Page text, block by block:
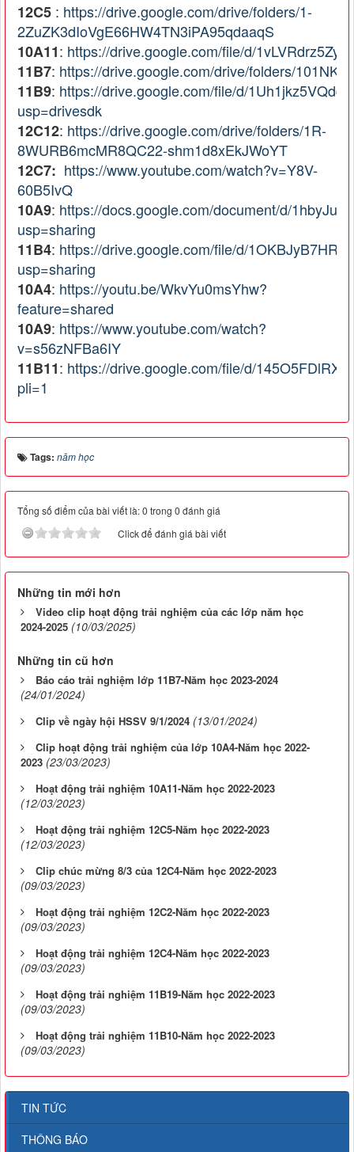
12C5 : https://drive.google.com/drive/folders/1-
2ZuZK3dIoVgE66HW4TN3iPA95qdaaqS
10A11: https://drive.google.com/file/d/
11B7: https://drive.google.com/drive/folders/
11B9: https://drive.google.com/file/d/
usp=drivesdk
12C12: https://drive.google.com/drive/folders/1R-
8WURB6mcMR8QC22-shm1d8xEkJWoYT
12C7: https://www.youtube.com/watch?v=Y8V-
60B5IvQ
10A9: https://docs.google.com/document/d/
usp=sharing
11B4: https://drive.google.com/file/d/
usp=sharing
10A4: https://youtu.be/WkvYu0msYhw?
feature=shared
10A9: https://www.youtube.com/watch?
v=s56zNFBa6IY
11B11: https://drive.google.com/file/d/
pli=1
Tags: năm học
Tổng số điểm của bài viết là: 0 trong 0 đánh giá
Click để đánh giá bài viết
Những tin mới hơn
Video clip hoạt động trải nghiệm của các lớp năm học
2024-2025 (10/03/2025)
Những tin cũ hơn
Báo cáo trải nghiệm lớp 11B7-Năm học 2023-2024
(24/01/2024)
Clip về ngày hội HSSV 9/1/2024 (13/01/2024)
Clip hoạt động trải nghiệm của lớp 10A4-Năm học 2022-
2023 (23/03/2023)
Hoạt động trải nghiệm 10A11-Năm học 2022-2023
(12/03/2023)
Hoạt động trải nghiệm 12C5-Năm học 2022-2023
(12/03/2023)
Clip chúc mừng 8/3 của 12C4-Năm học 2022-2023
(09/03/2023)
Hoạt động trải nghiệm 12C2-Năm học 2022-2023
(09/03/2023)
Hoạt động trải nghiệm 12C4-Năm học 2022-2023
(09/03/2023)
Hoạt động trải nghiệm 11B19-Năm học 2022-2023
(09/03/2023)
Hoạt động trải nghiệm 11B10-Năm học 2022-2023
(09/03/2023)
TIN TỨC
THÔNG BÁO